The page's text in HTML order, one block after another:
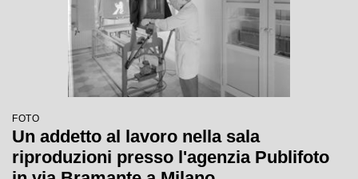
FOTO
Un addetto al lavoro nella sala
riproduzioni presso l'agenzia Publifoto